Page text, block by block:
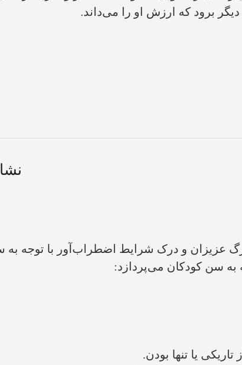
برود که ارزش او را می‌داند.‌
عزیزان و درک شرایط اضطراب‌آور با توجه به
به سن کودکان می‌پردازد:
یا تنها بودن.